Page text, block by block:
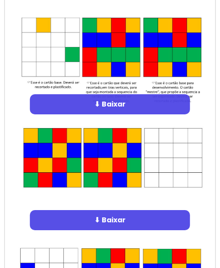
⬇ Baixar
⬇ Baixar